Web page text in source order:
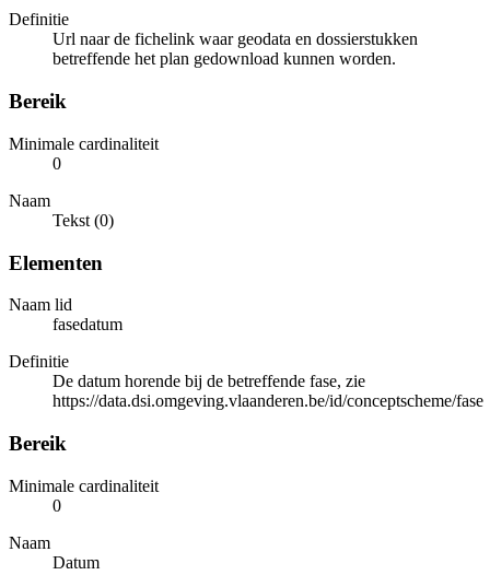
Definitie
Url naar de fichelink waar geodata en dossierstukken
betreffende het plan gedownload kunnen worden.
Bereik
Minimale cardinaliteit
0
Naam
Tekst (0)
Elementen
Naam lid
fasedatum
Definitie
De datum horende bij de betreffende fase, zie
https://data.dsi.omgeving.vlaanderen.be/id/conceptscheme/fase
Bereik
Minimale cardinaliteit
0
Naam
Datum